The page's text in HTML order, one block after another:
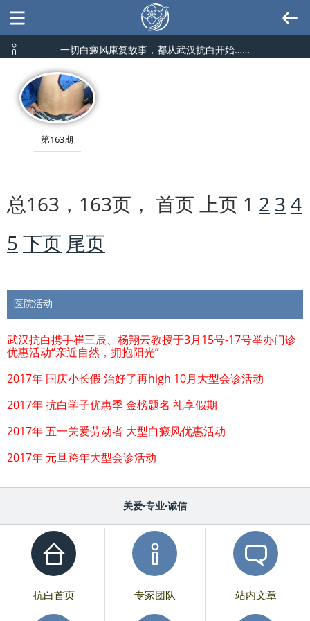
一切白癜风康复故事，都从武汉抗白开始……
第163期
总163，163页， 首页 上页 1 2 3 4
5 下页 尾页
医院活动
武汉抗白携手崔三辰、杨翔云教授于3月15号-17号举办门诊
优惠活动“亲近自然，拥抱阳光”
2017年 国庆小长假 治好了再high 10月大型会诊活动
2017年 抗白学子优惠季 金榜题名 礼享假期
2017年 五一关爱劳动者 大型白癜风优惠活动
2017年 元旦跨年大型会诊活动
关爱·专业·诚信
抗白首页 专家团队 站内文章